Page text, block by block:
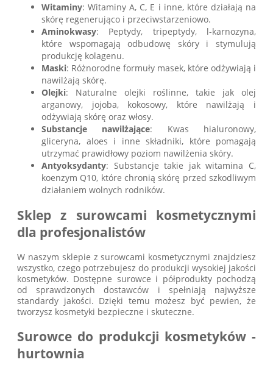
Witaminy: Witaminy A, C, E i inne, które działają na
skórę regenerująco i przeciwstarzeniowo.
Aminokwasy: Peptydy, tripeptydy, l-karnozyna,
które wspomagają odbudowę skóry i stymulują
produkcję kolagenu.
Maski: Różnorodne formuły masek, które odżywiają i
nawilżają skórę.
Olejki: Naturalne olejki roślinne, takie jak olej
arganowy, jojoba, kokosowy, które nawilżają i
odżywiają skórę oraz włosy.
Substancje nawilżające: Kwas hialuronowy,
gliceryna, aloes i inne składniki, które pomagają
utrzymać prawidłowy poziom nawilżenia skóry.
Antyoksydanty: Substancje takie jak witamina C,
koenzym Q10, które chronią skórę przed szkodliwym
działaniem wolnych rodników.
Sklep z surowcami kosmetycznymi
dla profesjonalistów
W naszym sklepie z surowcami kosmetycznymi znajdziesz
wszystko, czego potrzebujesz do produkcji wysokiej jakości
kosmetyków. Dostępne surowce i półprodukty pochodzą
od sprawdzonych dostawców i spełniają najwyższe
standardy jakości. Dzięki temu możesz być pewien, że
tworzysz kosmetyki bezpieczne i skuteczne.
Surowce do produkcji kosmetyków -
hurtownia